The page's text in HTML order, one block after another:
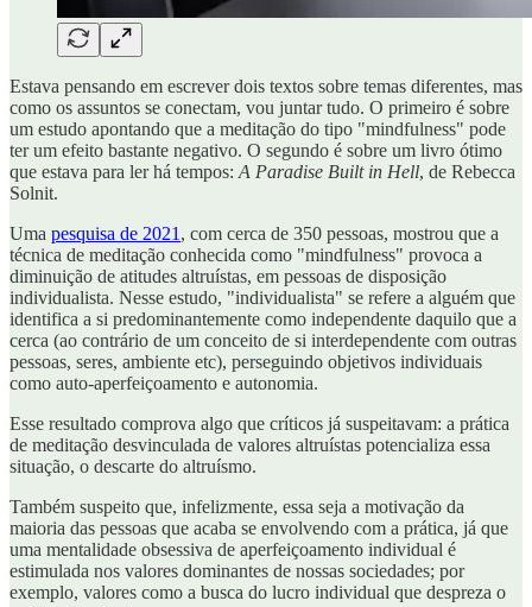
Estava pensando em escrever dois textos sobre temas diferentes, mas
como os assuntos se conectam, vou juntar tudo. O primeiro é sobre
um estudo apontando que a meditação do tipo "mindfulness" pode
ter um efeito bastante negativo. O segundo é sobre um livro ótimo
que estava para ler há tempos: A Paradise Built in Hell, de Rebecca
Solnit.
Uma pesquisa de 2021 , com cerca de 350 pessoas, mostrou que a
técnica de meditação conhecida como "mindfulness" provoca a
diminuição de atitudes altruístas, em pessoas de disposição
individualista. Nesse estudo, "individualista" se refere a alguém que
identifica a si predominantemente como independente daquilo que a
cerca (ao contrário de um conceito de si interdependente com outras
pessoas, seres, ambiente etc), perseguindo objetivos individuais
como auto-aperfeiçoamento e autonomia.
Esse resultado comprova algo que críticos já suspeitavam: a prática
de meditação desvinculada de valores altruístas potencializa essa
situação, o descarte do altruísmo.
Também suspeito que, infelizmente, essa seja a motivação da
maioria das pessoas que acaba se envolvendo com a prática, já que
uma mentalidade obsessiva de aperfeiçoamento individual é
estimulada nos valores dominantes de nossas sociedades; por
exemplo, valores como a busca do lucro individual que despreza o